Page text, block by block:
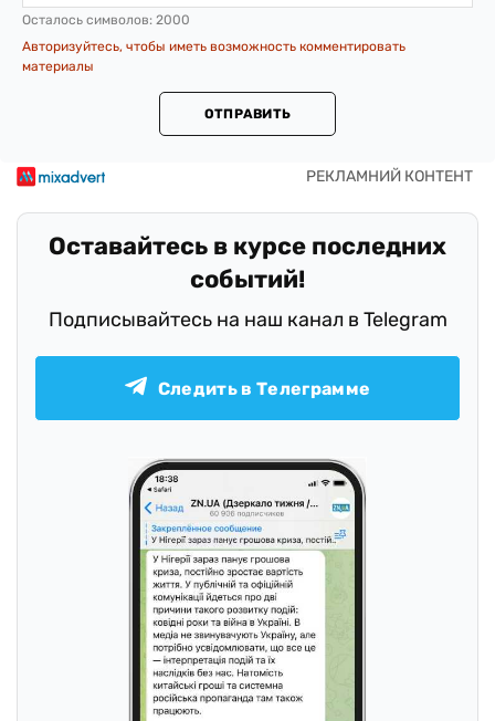
Осталось символов: 2000
Авторизуйтесь, чтобы иметь возможность комментировать
материалы
ОТПРАВИТЬ
Оставайтесь в курсе последних
событий!
Подписывайтесь на наш канал в Telegram
Следить в Телеграмме